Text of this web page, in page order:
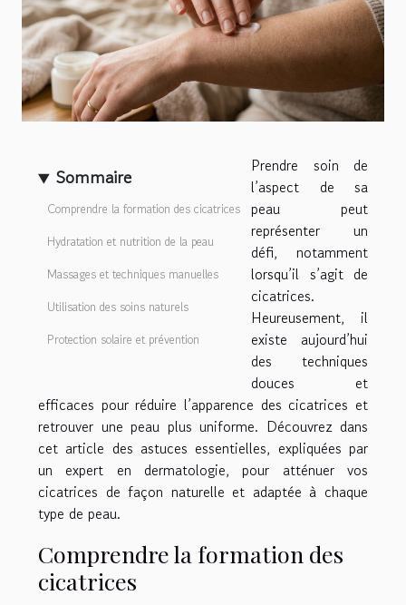
Sommaire
Comprendre la formation des cicatrices
Hydratation et nutrition de la peau
Massages et techniques manuelles
Utilisation des soins naturels
Protection solaire et prévention
Prendre soin de
l’aspect de sa
peau peut
représenter un
défi, notamment
lorsqu’il s’agit de
cicatrices.
Heureusement, il
existe aujourd’hui
des techniques
douces et
efficaces pour réduire l’apparence des cicatrices et
retrouver une peau plus uniforme. Découvrez dans
cet article des astuces essentielles, expliquées par
un expert en dermatologie, pour atténuer vos
cicatrices de façon naturelle et adaptée à chaque
type de peau.
Comprendre la formation des
cicatrices